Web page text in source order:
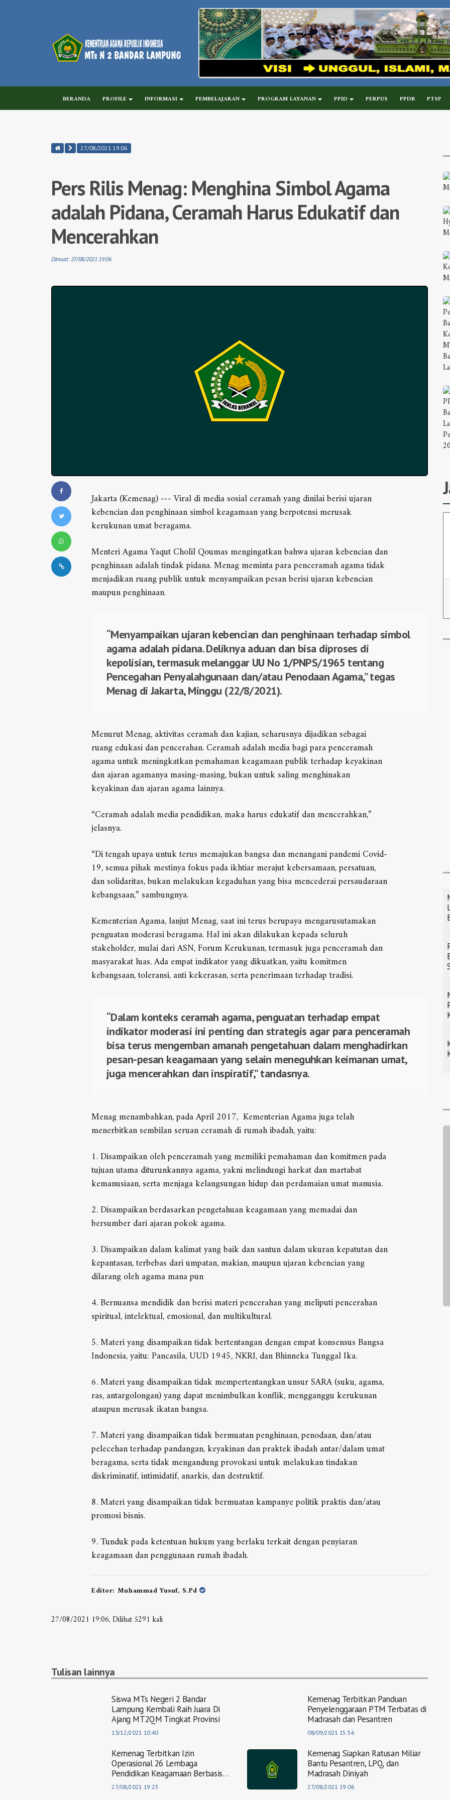
BERANDA PROFILE INFORMASI PEMBELAJARAN PROGRAM LAYANAN PPID PERPUS PPDB PTSP
27/08/2021 19:06
Pers Rilis Menag: Menghina Simbol Agama
adalah Pidana, Ceramah Harus Edukatif dan
Mencerahkan
Dimuat: 27/08/2021 19:06
Jakarta (Kemenag) --- Viral di media sosial ceramah yang dinilai berisi ujaran
kebencian dan penghinaan simbol keagamaan yang berpotensi merusak
kerukunan umat beragama.
Menteri Agama Yaqut Cholil Qoumas mengingatkan bahwa ujaran kebencian dan
penghinaan adalah tindak pidana. Menag meminta para penceramah agama tidak
menjadikan ruang publik untuk menyampaikan pesan berisi ujaran kebencian
maupun penghinaan.
“Menyampaikan ujaran kebencian dan penghinaan terhadap simbol
agama adalah pidana. Deliknya aduan dan bisa diproses di
kepolisian, termasuk melanggar UU No 1/PNPS/1965 tentang
Pencegahan Penyalahgunaan dan/atau Penodaan Agama,” tegas
Menag di Jakarta, Minggu (22/8/2021).
Menurut Menag, aktivitas ceramah dan kajian, seharusnya dijadikan sebagai
ruang edukasi dan pencerahan. Ceramah adalah media bagi para penceramah
agama untuk meningkatkan pemahaman keagamaan publik terhadap keyakinan
dan ajaran agamanya masing-masing, bukan untuk saling menghinakan
keyakinan dan ajaran agama lainnya.
“Ceramah adalah media pendidikan, maka harus edukatif dan mencerahkan,”
jelasnya.
“Di tengah upaya untuk terus memajukan bangsa dan menangani pandemi Covid-
19, semua pihak mestinya fokus pada ikhtiar merajut kebersamaan, persatuan,
dan solidaritas, bukan melakukan kegaduhan yang bisa mencederai persaudaraan
kebangsaan,” sambungnya.
Kementerian Agama, lanjut Menag, saat ini terus berupaya mengarusutamakan
penguatan moderasi beragama. Hal ini akan dilakukan kepada seluruh
stakeholder, mulai dari ASN, Forum Kerukunan, termasuk juga penceramah dan
masyarakat luas. Ada empat indikator yang dikuatkan, yaitu komitmen
kebangsaan, toleransi, anti kekerasan, serta penerimaan terhadap tradisi.
“Dalam konteks ceramah agama, penguatan terhadap empat
indikator moderasi ini penting dan strategis agar para penceramah
bisa terus mengemban amanah pengetahuan dalam menghadirkan
pesan-pesan keagamaan yang selain meneguhkan keimanan umat,
juga mencerahkan dan inspiratif,” tandasnya.
Menag menambahkan, pada April 2017, Kementerian Agama juga telah
menerbitkan sembilan seruan ceramah di rumah ibadah, yaitu:
1. Disampaikan oleh penceramah yang memiliki pemahaman dan komitmen pada
tujuan utama diturunkannya agama, yakni melindungi harkat dan martabat
kemanusiaan, serta menjaga kelangsungan hidup dan perdamaian umat manusia.
2. Disampaikan berdasarkan pengetahuan keagamaan yang memadai dan
bersumber dari ajaran pokok agama.
3. Disampaikan dalam kalimat yang baik dan santun dalam ukuran kepatutan dan
kepantasan, terbebas dari umpatan, makian, maupun ujaran kebencian yang
dilarang oleh agama mana pun
4. Bernuansa mendidik dan berisi materi pencerahan yang meliputi pencerahan
spiritual, intelektual, emosional, dan multikultural.
5. Materi yang disampaikan tidak bertentangan dengan empat konsensus Bangsa
Indonesia, yaitu: Pancasila, UUD 1945, NKRI, dan Bhinneka Tunggal Ika.
6. Materi yang disampaikan tidak mempertentangkan unsur SARA (suku, agama,
ras, antargolongan) yang dapat menimbulkan konflik, mengganggu kerukunan
ataupun merusak ikatan bangsa.
7. Materi yang disampaikan tidak bermuatan penghinaan, penodaan, dan/atau
pelecehan terhadap pandangan, keyakinan dan praktek ibadah antar/dalam umat
beragama, serta tidak mengandung provokasi untuk melakukan tindakan
diskriminatif, intimidatif, anarkis, dan destruktif.
8. Materi yang disampaikan tidak bermuatan kampanye politik praktis dan/atau
promosi bisnis.
9. Tunduk pada ketentuan hukum yang berlaku terkait dengan penyiaran
keagamaan dan penggunaan rumah ibadah.
Editor: Muhammad Yusuf, S.Pd
27/08/2021 19:06, Dilihat 5291 kali
Tulisan lainnya
Siswa MTs Negeri 2 Bandar
Lampung Kembali Raih Juara Di
Ajang MT2QM Tingkat Provinsi
13/12/2021 10:40
Kemenag Terbitkan Panduan
Penyelenggaraan PTM Terbatas di
Madrasah dan Pesantren
08/09/2021 15:56
Kemenag Terbitkan Izin
Operasional 26 Lembaga
Pendidikan Keagamaan Berbasis
Pesantren
27/08/2021 19:23
Kemenag Siapkan Ratusan Miliar
Bantu Pesantren, LPQ, dan
Madrasah Diniyah
27/08/2021 19:06
Waka Kesiswaan